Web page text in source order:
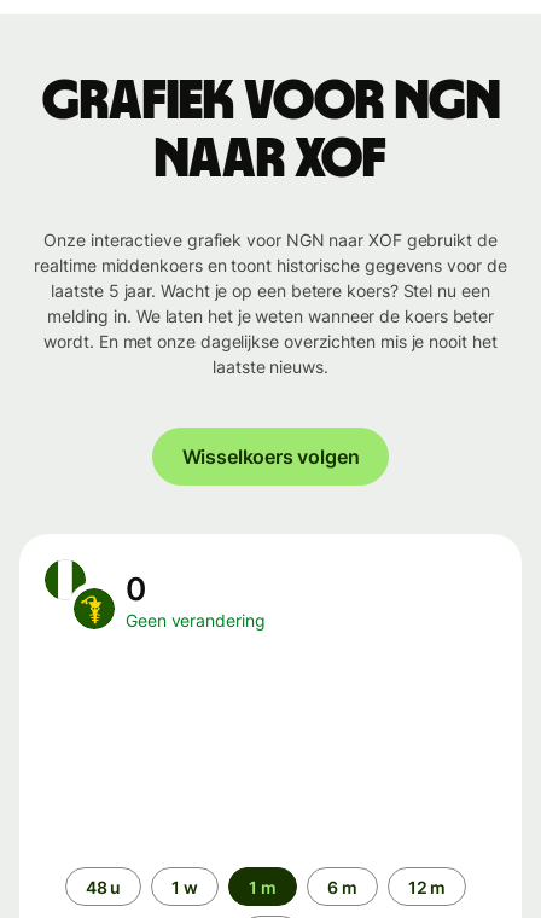
Grafiek voor NGN
naar XOF
Onze interactieve grafiek voor NGN naar XOF gebruikt de
realtime middenkoers en toont historische gegevens voor de
laatste 5 jaar. Wacht je op een betere koers? Stel nu een
melding in. We laten het je weten wanneer de koers beter
wordt. En met onze dagelijkse overzichten mis je nooit het
laatste nieuws.
Wisselkoers volgen
0
Geen verandering
Periode48 u 1 w 1 m 6 m 12 m